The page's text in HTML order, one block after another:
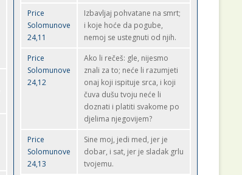
Price
Solomunove
24,11
Izbavljaj pohvatane na smrt;
i koje hoće da pogube,
nemoj se ustegnuti od njih.
Price
Solomunove
24,12
Ako li rečeš: gle, nijesmo
znali za to; neće li razumjeti
onaj koji ispituje srca, i koji
čuva dušu tvoju neće li
doznati i platiti svakome po
djelima njegovijem?
Price
Solomunove
24,13
Sine moj, jedi med, jer je
dobar, i sat, jer je sladak grlu
tvojemu.